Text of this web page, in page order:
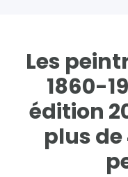
Les
1860-
édition
plus